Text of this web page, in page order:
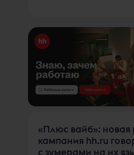
«Плюс вайб»: новая
кампания hh.ru
с зумерами на их